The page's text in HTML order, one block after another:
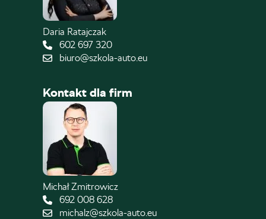
Daria Ratajczak
602 697 320
biuro@szkola-auto.eu
Kontakt dla firm
Michał Zmitrowicz
692 008 628
michalz@szkola-auto.eu